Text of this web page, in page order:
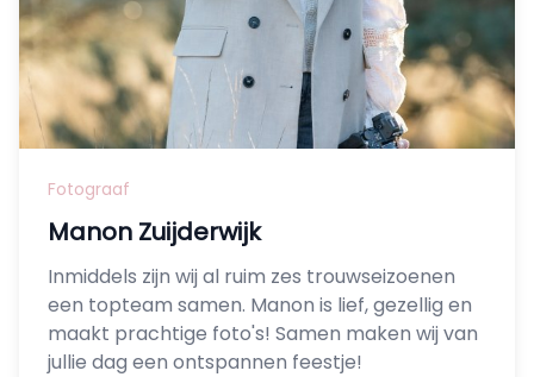
Fotograaf
Manon Zuijderwijk
Inmiddels zijn wij al ruim zes trouwseizoenen
een topteam samen. Manon is lief, gezellig en
maakt prachtige foto's! Samen maken wij van
jullie dag een ontspannen feestje!